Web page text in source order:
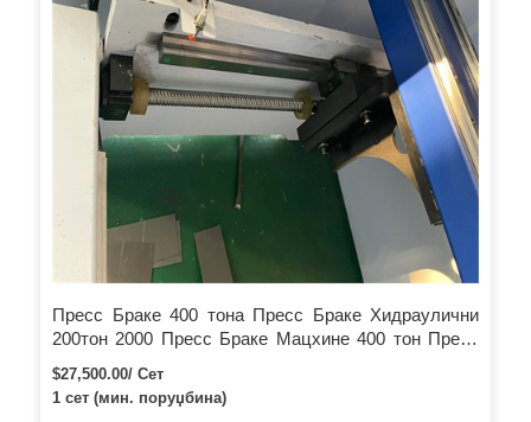
Пресс Браке 400 тона Пресс Браке Хидраулични
200тон 2000 Пресс Браке Мацхине 400 тон Пресс
Браке НЦ ЦНЦ са ножним прекидачем
$27,500.00/ Сет
1 сет (мин. поруџбина)